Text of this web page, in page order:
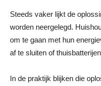
Steeds vaker lijkt de
worden neergelegd.
om te gaan met hun
af te sluiten of
In de praktijk blijken die